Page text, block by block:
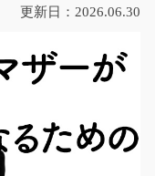
更新日：2026.06.30